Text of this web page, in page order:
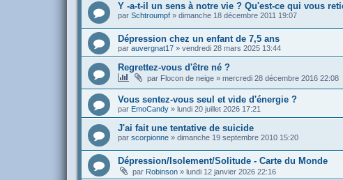
Y -a-t-il un sens à notre vie ? Qu'est-ce qui vous
par Schtroumpf » dimanche 18 décembre 2011 19:07
Dépression chez un enfant de 7,5 ans
par auvergnat17 » vendredi 28 mars 2025 13:44
Regrettez-vous d'être né ?
par Flocon de neige » mercredi 28 décembre 2016 22:08
Vous sentez-vous seul et vide d'énergie ?
par EmoCandy » lundi 20 juillet 2026 17:21
J'ai fait une tentative de suicide
par scorpionne » dimanche 19 septembre 2010 15:20
Dépression/Isolement/Solitude - Carte du Monde
par Robinson » lundi 12 janvier 2026 22:16